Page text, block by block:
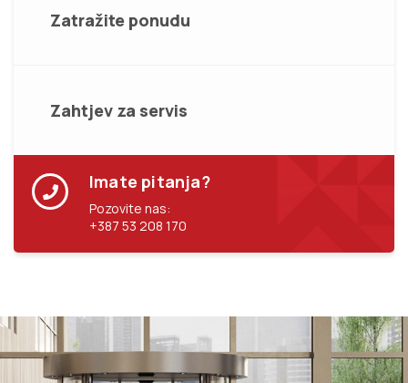
Zatražite ponudu
Zahtjev za servis
Imate pitanja?
Pozovite nas:
+387 53 208 170